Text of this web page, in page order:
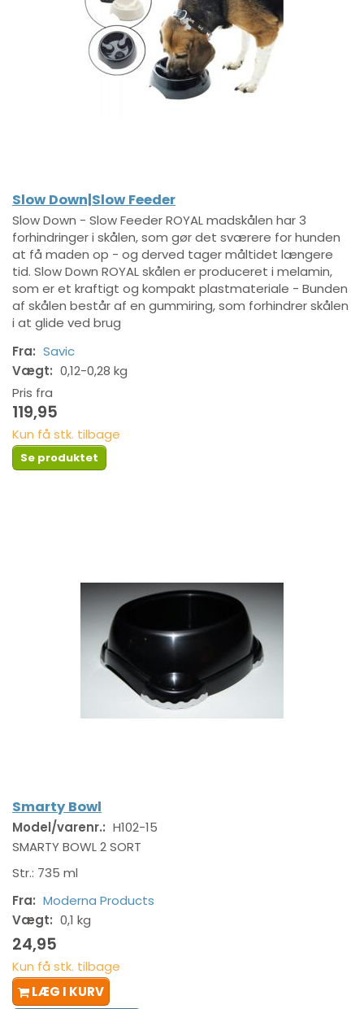
Slow Down|Slow Feeder
Slow Down - Slow Feeder ROYAL madskålen har 3
forhindringer i skålen, som gør det sværere for hunden
at få maden op - og derved tager måltidet længere
tid. Slow Down ROYAL skålen er produceret i melamin,
som er et kraftigt og kompakt plastmateriale - Bunden
af skålen består af en gummiring, som forhindrer skålen
i at glide ved brug
Fra: Savic
Vægt: 0,12-0,28 kg
Pris fra
119,95
Kun få stk. tilbage
Se produktet
Smarty Bowl
Model/varenr.: H102-15
SMARTY BOWL 2 SORT
Str.: 735 ml
Fra: Moderna Products
Vægt: 0,1 kg
24,95
Kun få stk. tilbage
LÆG I KURV